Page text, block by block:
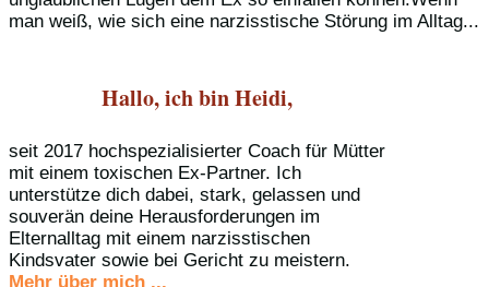
man weiß, wie sich eine narzisstische Störung im Alltag...
Hallo, ich bin Heidi,
seit 2017 hochspezialisierter Coach für Mütter
mit einem toxischen Ex-Partner. Ich
unterstütze dich dabei, stark, gelassen und
souverän deine Herausforderungen im
Elternalltag mit einem narzisstischen
Kindsvater sowie bei Gericht zu meistern.
Mehr über mich ...